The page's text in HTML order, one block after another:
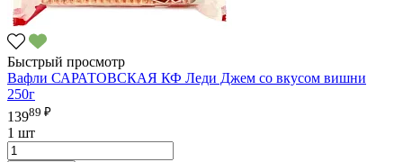
Быстрый просмотр
Вафли САРАТОВСКАЯ КФ Леди Джем со вкусом вишни
250г
13989 ₽
1 шт